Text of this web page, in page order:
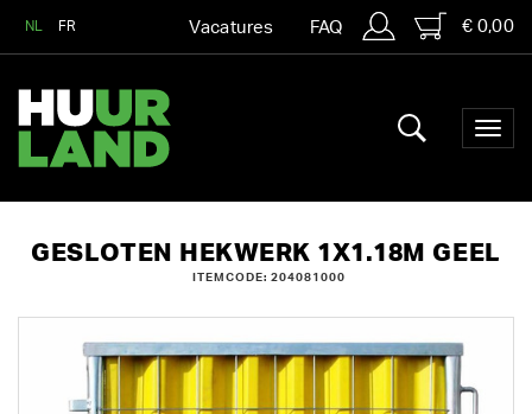
NL FR Vacatures FAQ € 0,00
GESLOTEN HEKWERK 1X1.18M GEEL
ITEMCODE: 204081000